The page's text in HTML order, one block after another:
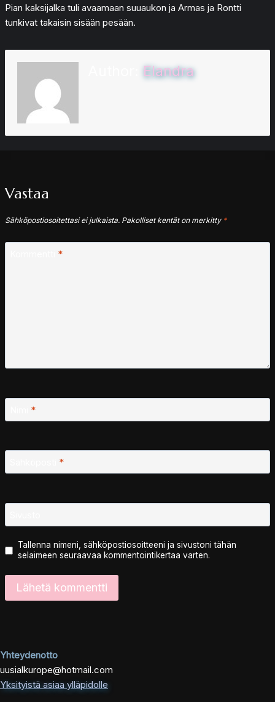
Pian kaksijalka tuli avaamaan suuaukon ja Armas ja Rontti
tunkivat takaisin sisään pesään.
Elandra
Vastaa
Sähköpostiosoitettasi ei julkaista. Pakolliset kentät on merkitty *
*
*
*
Tallenna nimeni, sähköpostiosoitteeni ja sivustoni tähän
selaimeen seuraavaa kommentointikertaa varten.
Yhteydenotto
uusialkurope@hotmail.com
Yksityistä asiaa ylläpidolle